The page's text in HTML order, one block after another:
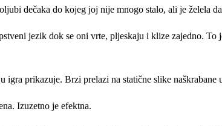
dečaka do kojeg joj nije mnogo stalo, ali je želela
jezik dok se oni vrte, pljeskaju i klize zajedno.
prikazuje. Brzi prelazi na statične slike
Izuzetno je efektna.